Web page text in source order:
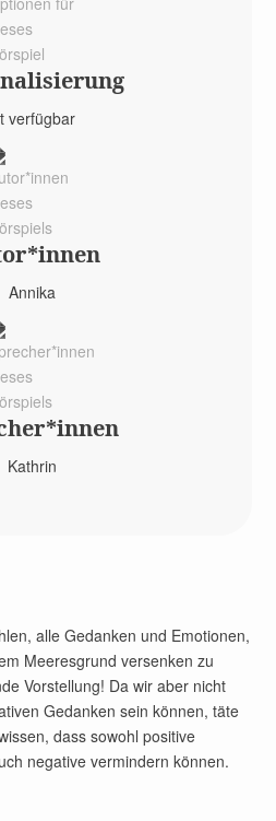
verfügbar
Annika
Kathrin
alle Gedanken und Emotionen,
Meeresgrund versenken zu
Vorstellung! Da wir aber nicht
Gedanken sein können, täte
dass sowohl positive
negative vermindern können.